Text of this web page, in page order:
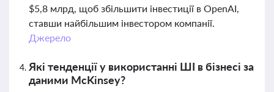
$5,8 млрд, щоб збільшити інвестиції в OpenAI,
ставши найбільшим інвестором компанії.
Джерело
Які тенденції у використанні ШІ в бізнесі за
даними McKinsey?